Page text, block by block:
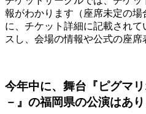
報がわかります（座席未定の
に、チケット詳細に記載され
スし、会場の情報や公式の座席
今年中に、舞台『ピグマ
－』の福岡県の公演はあ